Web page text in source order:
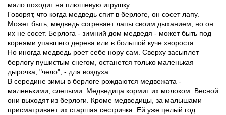
мало походит на плюшевую игрушку.
Говорят, что когда медведь спит в берлоге, он сосет лапу.
Может быть, медведь согревает лапы своим дыханием, но он
их не сосет. Берлога - зимний дом медведя - может быть под
корнями упавшего дерева или в большой куче хвороста.
Но иногда медведь роет себе нору сам. Сверху засыплет
берлогу пушистым снегом, останется только маленькая
дырочка, "чело", - для воздуха.
В середине зимы в берлоге рождаются медвежата -
маленькими, слепыми. Медведица кормит их молоком. Весной
они выходят из берлоги. Кроме медведицы, за малышами
присматривает их старшая сестричка. Ей уже целый год.